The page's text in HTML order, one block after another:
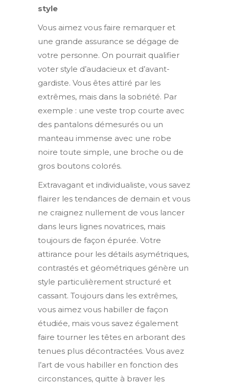
style
Vous aimez vous faire remarquer et
une grande assurance se dégage de
votre personne. On pourrait qualifier
voter style d’audacieux et d’avant-
gardiste. Vous êtes attiré par les
extrêmes, mais dans la sobriété. Par
exemple : une veste trop courte avec
des pantalons démesurés ou un
manteau immense avec une robe
noire toute simple, une broche ou de
gros boutons colorés.
Extravagant et individualiste, vous savez
flairer les tendances de demain et vous
ne craignez nullement de vous lancer
dans leurs lignes novatrices, mais
toujours de façon épurée. Votre
attirance pour les détails asymétriques,
contrastés et géométriques génère un
style particulièrement structuré et
cassant. Toujours dans les extrêmes,
vous aimez vous habiller de façon
étudiée, mais vous savez également
faire tourner les têtes en arborant des
tenues plus décontractées. Vous avez
l’art de vous habiller en fonction des
circonstances, quitte à braver les